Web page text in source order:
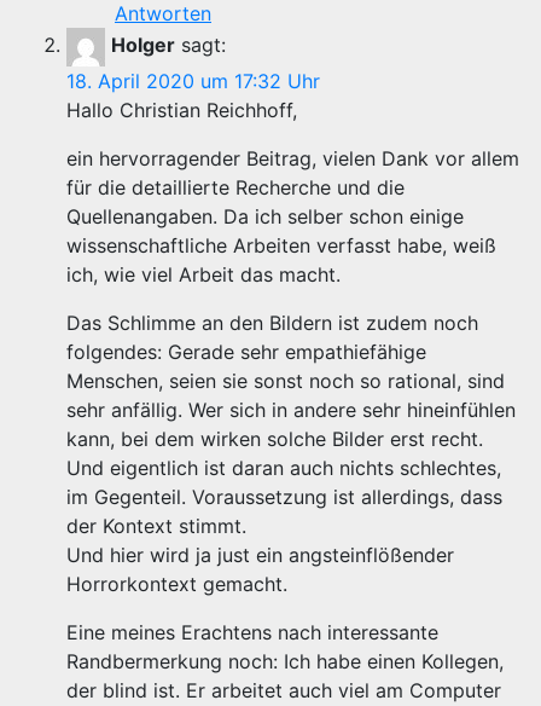
Antworten
Holger sagt:
18. April 2020 um 17:32 Uhr
Hallo Christian Reichhoff,
ein hervorragender Beitrag, vielen Dank vor allem
für die detaillierte Recherche und die
Quellenangaben. Da ich selber schon einige
wissenschaftliche Arbeiten verfasst habe, weiß
ich, wie viel Arbeit das macht.
Das Schlimme an den Bildern ist zudem noch
folgendes: Gerade sehr empathiefähige
Menschen, seien sie sonst noch so rational, sind
sehr anfällig. Wer sich in andere sehr hineinfühlen
kann, bei dem wirken solche Bilder erst recht.
Und eigentlich ist daran auch nichts schlechtes,
im Gegenteil. Voraussetzung ist allerdings, dass
der Kontext stimmt.
Und hier wird ja just ein angsteinflößender
Horrorkontext gemacht.
Eine meines Erachtens nach interessante
Randbermerkung noch: Ich habe einen Kollegen,
der blind ist. Er arbeitet auch viel am Computer